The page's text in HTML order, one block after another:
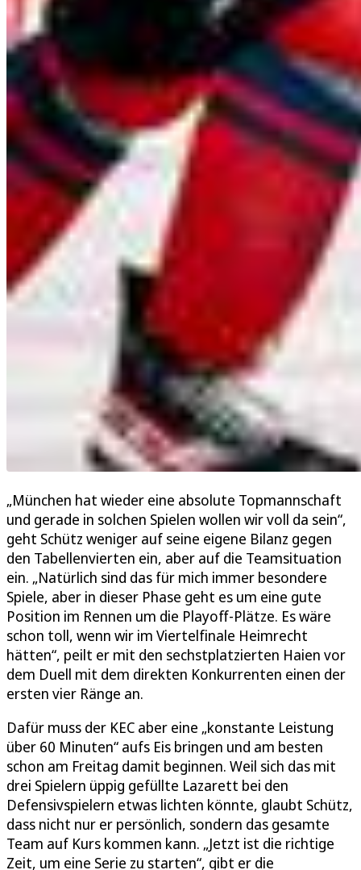
„München hat wieder eine absolute Topmannschaft
und gerade in solchen Spielen wollen wir voll da sein“,
geht Schütz weniger auf seine eigene Bilanz gegen
den Tabellenvierten ein, aber auf die Teamsituation
ein. „Natürlich sind das für mich immer besondere
Spiele, aber in dieser Phase geht es um eine gute
Position im Rennen um die Playoff-Plätze. Es wäre
schon toll, wenn wir im Viertelfinale Heimrecht
hätten“, peilt er mit den sechstplatzierten Haien vor
dem Duell mit dem direkten Konkurrenten einen der
ersten vier Ränge an.
Dafür muss der KEC aber eine „konstante Leistung
über 60 Minuten“ aufs Eis bringen und am besten
schon am Freitag damit beginnen. Weil sich das mit
drei Spielern üppig gefüllte Lazarett bei den
Defensivspielern etwas lichten könnte, glaubt Schütz,
dass nicht nur er persönlich, sondern das gesamte
Team auf Kurs kommen kann. „Jetzt ist die richtige
Zeit, um eine Serie zu starten“, gibt er die